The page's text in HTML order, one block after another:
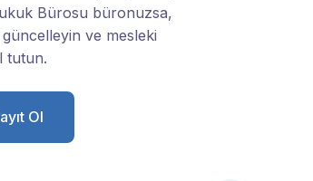
Bürosu büronuzsa,
ve mesleki
tutun.
Ol